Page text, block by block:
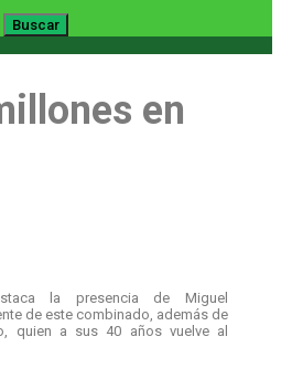
en
la presencia de Miguel
de este combinado, además de
quien a sus 40 años vuelve al